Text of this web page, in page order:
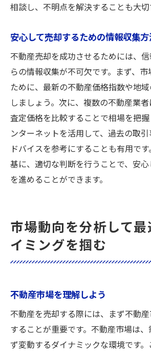
相談し、不明点を解決することも大切
安心して売却するための情報収集
不動産売却を成功させるためには、
らの情報収集が不可欠です。まず、
ために、最新の不動産価格指数や地
しましょう。次に、複数の不動産業者
査定価格を比較することで相場を把
ンターネットを活用して、過去の取
ドバイスを参考にすることも有用で
基に、適切な判断を行うことで、安
を進めることができます。
市場動向を分析して
イミングを掴む
不動産市場を理解しよう
不動産を売却する際には、まず不動
することが重要です。不動産市場は
ず変動するダイナミックな環境です